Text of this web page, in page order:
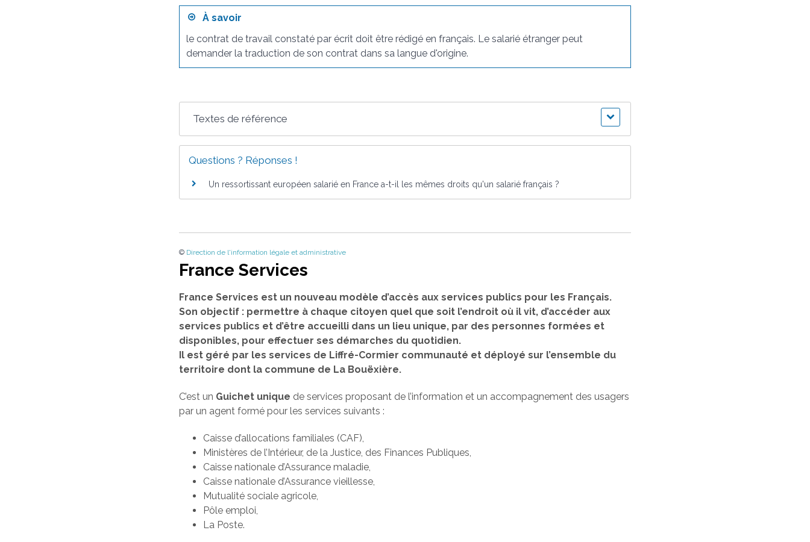
À savoir
le contrat de travail constaté par écrit doit être rédigé en français. Le salarié étranger peut
demander la traduction de son contrat dans sa langue d'origine.
Textes de référence
Questions ? Réponses !
Un ressortissant européen salarié en France a-t-il les mêmes droits qu'un salarié français ?
© Direction de l'information légale et administrative
France Services
France Services est un nouveau modèle d’accès aux services publics pour les Français.
Son objectif : permettre à chaque citoyen quel que soit l’endroit où il vit, d’accéder aux
services publics et d’être accueilli dans un lieu unique, par des personnes formées et
disponibles, pour effectuer ses démarches du quotidien.
Il est géré par les services de Liffré-Cormier communauté et déployé sur l’ensemble du
territoire dont la commune de La Bouëxière.
C’est un Guichet unique de services proposant de l’information et un accompagnement des usagers
par un agent formé pour les services suivants :
Caisse d’allocations familiales (CAF),
Ministères de l’Intérieur, de la Justice, des Finances Publiques,
Caisse nationale d’Assurance maladie,
Caisse nationale d’Assurance vieillesse,
Mutualité sociale agricole,
Pôle emploi,
La Poste.